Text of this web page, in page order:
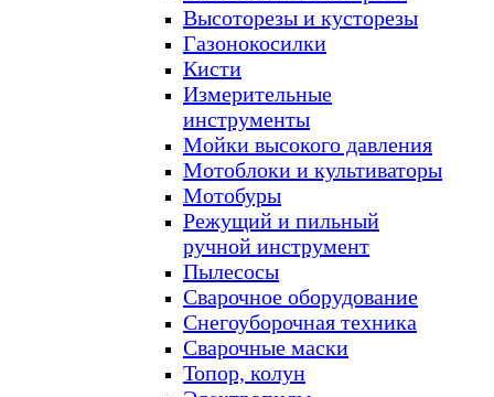
Высоторезы и кусторезы
Газонокосилки
Кисти
Измерительные
инструменты
Мойки высокого давления
Мотоблоки и культиваторы
Мотобуры
Режущий и пильный
ручной инструмент
Пылесосы
Сварочное оборудование
Снегоуборочная техника
Сварочные маски
Топор, колун